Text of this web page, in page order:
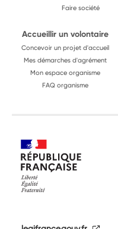
Faire société
Accueillir un volontaire
Concevoir un projet d'accueil
Mes démarches d'agrément
Mon espace organisme
FAQ organisme